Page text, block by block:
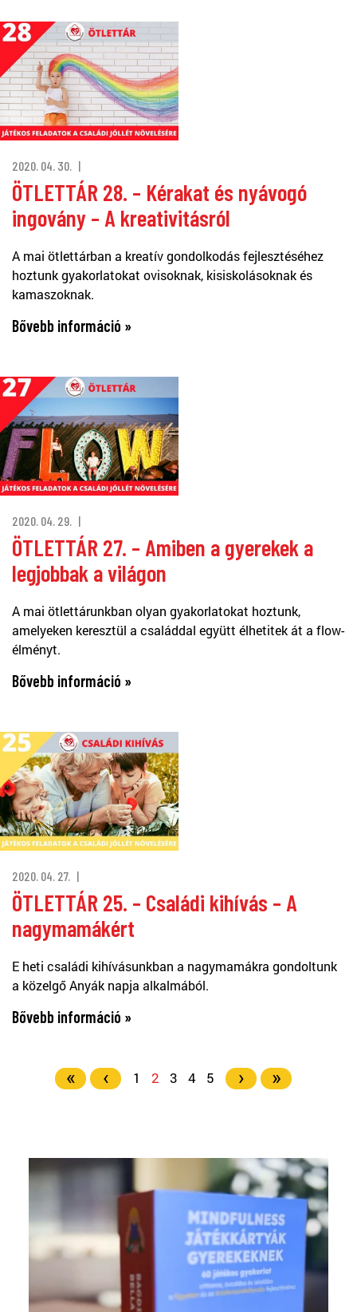
2020. 04. 30.
ÖTLETTÁR 28. – Kérakat és nyávogó
ingovány – A kreativitásról
A mai ötlettárban a kreatív gondolkodás fejlesztéséhez
hoztunk gyakorlatokat ovisoknak, kisiskolásoknak és
kamaszoknak.
Bővebb információ »
2020. 04. 29.
ÖTLETTÁR 27. – Amiben a gyerekek a
legjobbak a világon
A mai ötlettárunkban olyan gyakorlatokat hoztunk,
amelyeken keresztül a családdal együtt élhetitek át a flow-
élményt.
Bővebb információ »
2020. 04. 27.
ÖTLETTÁR 25. – Családi kihívás – A
nagymamákért
E heti családi kihívásunkban a nagymamákra gondoltunk
a közelgő Anyák napja alkalmából.
Bővebb információ »
« ‹ 1 2 3 4 5 › »